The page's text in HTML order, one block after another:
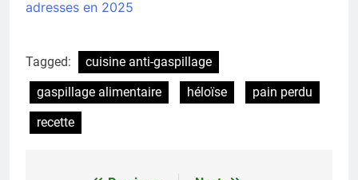
adresses en 2025
Tagged:
cuisine anti-gaspillage
gaspillage alimentaire
héloïse
pain perdu
recette